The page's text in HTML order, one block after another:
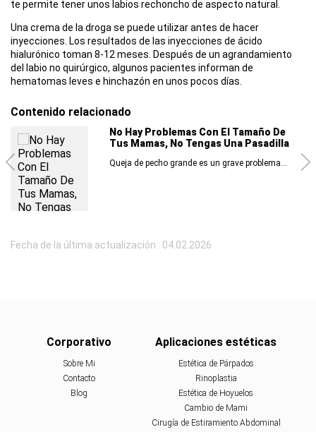
te permite tener unos labios rechoncho de aspecto natural.
Una crema de la droga se puede utilizar antes de hacer
inyecciones. Los resultados de las inyecciones de ácido
hialurónico toman 8-12 meses. Después de un agrandamiento
del labio no quirúrgico, algunos pacientes informan de
hematomas leves e hinchazón en unos pocos días.
Contenido relacionado
No Hay Problemas Con El Tamaño De
Tus Mamas, No Tengas Una Pasadilla
Queja de pecho grande es un grave problema...
Fecha de la última actualización : 04.02.2026
Corporativo
Sobre Mi
Contacto
Blog
Aplicaciones estéticas
Estética de Párpados
Rinoplastia
Estética de Hoyuelos
Cambio de Mami
Cirugía de Estiramiento Abdominal